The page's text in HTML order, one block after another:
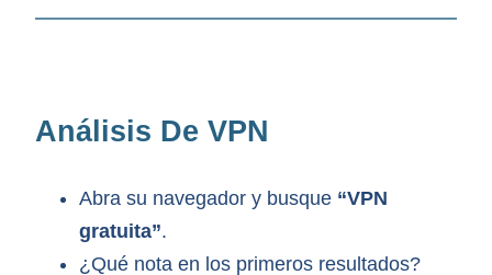
Análisis De VPN
Abra su navegador y busque “VPN
gratuita”.
¿Qué nota en los primeros resultados?